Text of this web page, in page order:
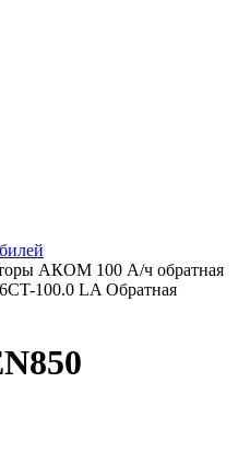
АКОМ 100 А/ч обратная
100.0 LA Обратная